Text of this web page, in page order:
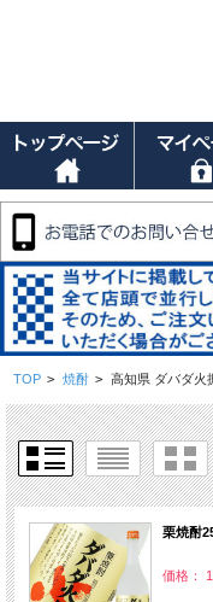
TOP > 焼酎 > 高知県 ダバダ火
栗焼酎
価格：